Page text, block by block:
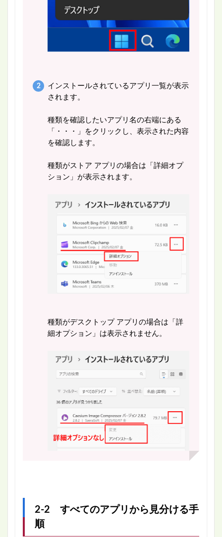
インストールされているアプリ一覧が表示
されます。
種類を確認したいアプリ名の右端にある
「・・・」をクリックし、表示された内容
を確認します。
種類がストア アプリの場合は「詳細オプ
ション」が表示されます。
種類がデスクトップ アプリの場合は「詳
細オプション」は表示されません。
2-2 すべてのアプリから見分ける手
順